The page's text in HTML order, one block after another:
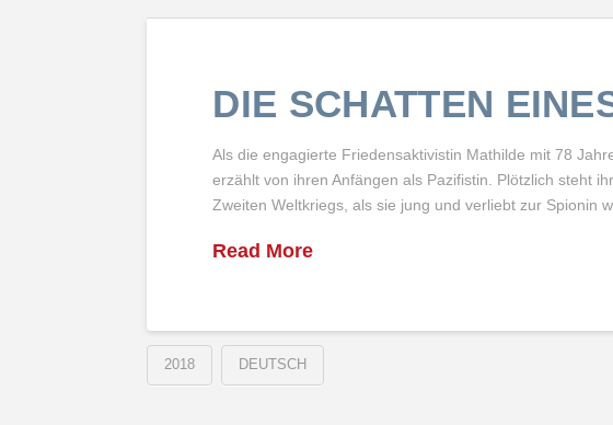
DIE SCHATTEN
Als die engagierte Friedensaktivistin Mathilde mit 78
erzählt von ihren Anfängen als Pazifistin. Plötzlich steht
Zweiten Weltkriegs, als sie jung und verliebt zur Spionin
Read More
2018 DEUTSCH